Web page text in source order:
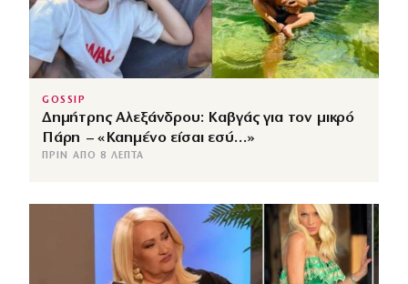
GOSSIP
Δημήτρης Αλεξάνδρου: Καβγάς για τον μικρό
Πάρη – «Καημένο είσαι εσύ…»
ΠΡΙΝ ΑΠΌ 8 ΛΕΠΤΆ